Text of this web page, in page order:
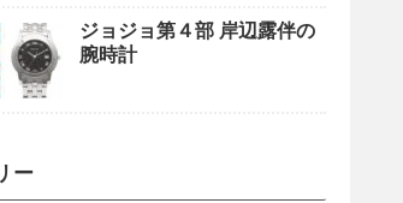
ジョジョ第４部 岸辺露伴の
腕時計
ー